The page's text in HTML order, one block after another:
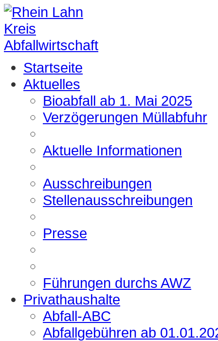
Startseite
Aktuelles
Bioabfall ab 1. Mai 2025
Verzögerungen Müllabfuhr
Aktuelle Informationen
Ausschreibungen
Stellenausschreibungen
Presse
Führungen durchs AWZ
Privathaushalte
Abfall-ABC
Abfallgebühren ab